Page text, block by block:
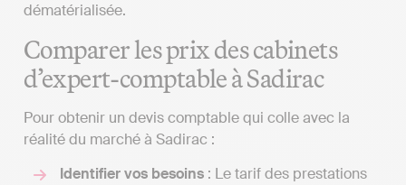
dématérialisée.
Comparer les prix des cabinets
d’expert-comptable à Sadirac
Pour obtenir un devis comptable qui colle avec la
réalité du marché à Sadirac :
Identifier vos besoins : Le tarif des prestations